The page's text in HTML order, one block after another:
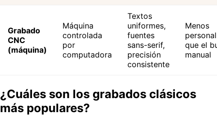
Grabado
CNC
(máquina)
Máquina
controlada
por
computadora
Textos
uniformes,
fuentes
sans-serif,
precisión
consistente
Menos
que el
manual
¿Cuáles son los grabados clásicos
más populares?